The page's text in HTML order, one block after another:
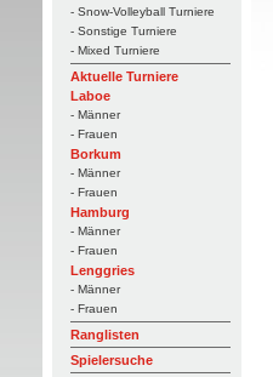
- Snow-Volleyball Turniere
- Sonstige Turniere
- Mixed Turniere
Aktuelle Turniere
Laboe
- Männer
- Frauen
Borkum
- Männer
- Frauen
Hamburg
- Männer
- Frauen
Lenggries
- Männer
- Frauen
Ranglisten
Spielersuche